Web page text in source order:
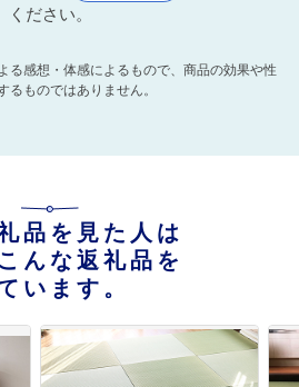
ください。
る感想・体感によるもので、商品の効果や性
るものではありません。
品を見た人は
んな返礼品を
います。